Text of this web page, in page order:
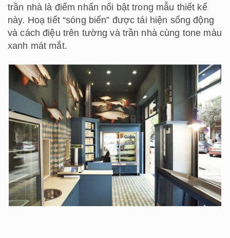
trần nhà là điểm nhấn nổi bật trong mẫu thiết kế
này. Hoạ tiết “sóng biển” được tái hiện sống động
và cách điệu trên tường và trần nhà cùng tone màu
xanh mát mắt.